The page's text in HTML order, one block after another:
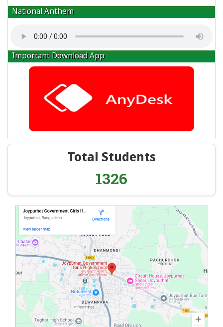
National Anthem
Important Download App
Total Students
1326